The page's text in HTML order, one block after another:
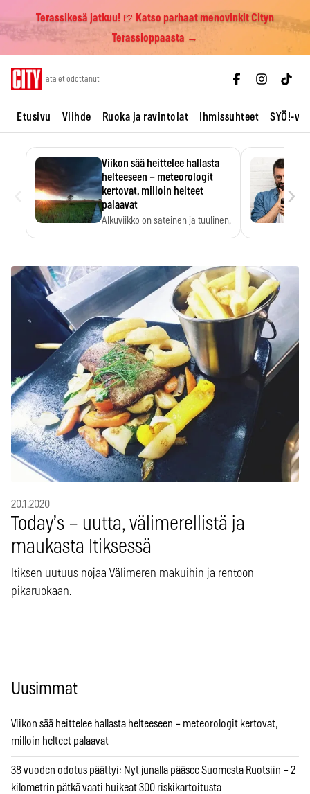
Terassikesä jatkuu! 🍺 Katso parhaat menovinkit Cityn
Terassioppaasta →
Tätä et odottanut
Etusivu Viihde Ruoka ja ravintolat Ihmissuhteet SYÖ!-
Viikon sää heittelee hallasta
helteeseen – meteorologit
kertovat, milloin helteet
palaavat
Alkuviikko on sateinen ja tuulinen,
›
20.1.2020
Today’s – uutta, välimerellistä ja
maukasta Itiksessä
Itiksen uutuus nojaa Välimeren makuihin ja rentoon
pikaruokaan.
Uusimmat
Viikon sää heittelee hallasta helteeseen – meteorologit kertovat,
milloin helteet palaavat
38 vuoden odotus päättyi: Nyt junalla pääsee Suomesta Ruotsiin – 2
kilometrin pätkä vaati huikeat 300 riskikartoitusta